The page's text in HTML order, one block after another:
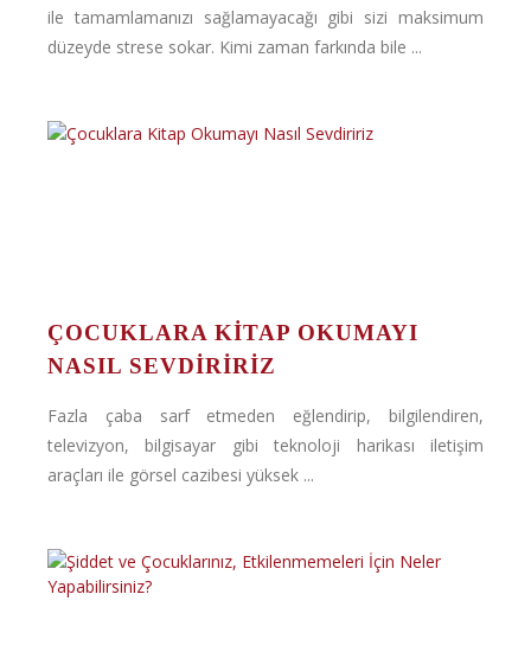
ile tamamlamanızı sağlamayacağı gibi sizi maksimum
düzeyde strese sokar. Kimi zaman farkında bile ...
ÇOCUKLARA KITAP OKUMAYI
NASIL SEVDIRIRIZ
Fazla çaba sarf etmeden eğlendirip, bilgilendiren,
televizyon, bilgisayar gibi teknoloji harikası iletişim
araçları ile görsel cazibesi yüksek ...